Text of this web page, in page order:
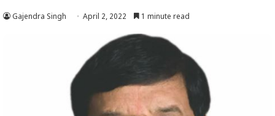
Gajendra Singh April 2, 2022 1 minute read